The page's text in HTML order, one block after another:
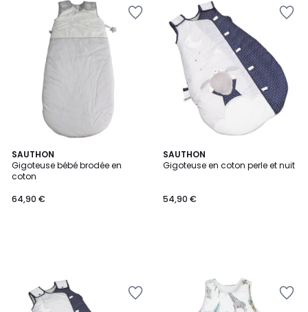
SAUTHON
Gigoteuse bébé brodée en
coton
64,90 €
SAUTHON
Gigoteuse en coton perle et nuit
54,90 €